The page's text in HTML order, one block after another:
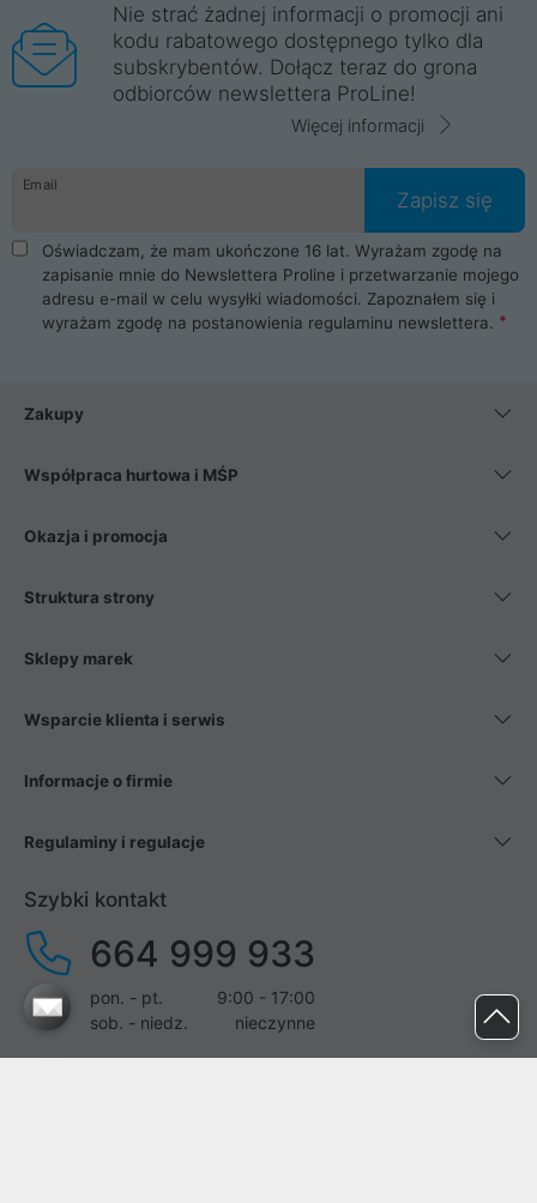
Nie strać żadnej informacji o promocji ani
kodu rabatowego dostępnego tylko dla
subskrybentów. Dołącz teraz do grona
odbiorców newslettera ProLine!
Więcej informacji
Email
Zapisz się
Oświadczam, że mam ukończone 16 lat. Wyrażam zgodę na
zapisanie mnie do Newslettera Proline i przetwarzanie mojego
adresu e-mail w celu wysyłki wiadomości. Zapoznałem się i
wyrażam zgodę na postanowienia regulaminu newslettera.
Zakupy
Współpraca hurtowa i MŚP
Okazja i promocja
Struktura strony
Sklepy marek
Wsparcie klienta i serwis
Informacje o firmie
Regulaminy i regulacje
Szybki kontakt
664 999 933
pon. - pt.
9:00 - 17:00
sob. - niedz.
nieczynne